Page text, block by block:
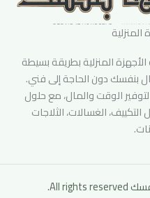
المنزلية
المنزلية بطريقة بسيطة
بنفسك دون الحاجة إلى فني.
الوقت والمال، مع حلول
الغسالات، الثلاجات